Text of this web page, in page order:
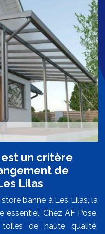
un critère
de
Lilas
banne à Les Lilas, la
essentiel. Chez AF Pose,
de haute qualité,